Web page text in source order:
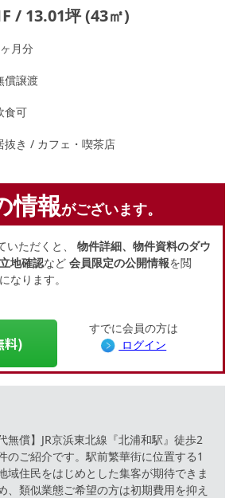
/ 13.01坪 (43㎡)
月分
償譲渡
食可
抜き / カフェ・喫茶店
情報がございます。
いただくと、 物件詳細、物件資料のダウ
地確認など 会員限定の公開情報を閲
なります。
料)
すでに会員の方は
ログイン
無償】JR京浜東北線『北浦和駅』徒歩2
のご紹介です。駅前繁華街に位置する1
域住民をはじめとした集客が期待できま
、類似業態ご希望の方は初期費用を抑え